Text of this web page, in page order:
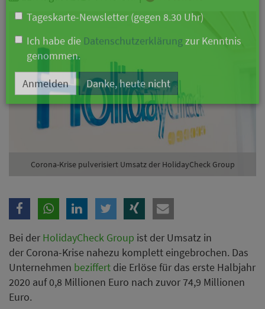
Corona-Krise pulverisiert Umsatz der HolidayCheck Group
Bei der HolidayCheck Group ist der Umsatz in
der Corona-Krise nahezu komplett eingebrochen. Das
Unternehmen beziffert die Erlöse für das erste Halbjahr
2020 auf 0,8 Millionen Euro nach zuvor 74,9 Millionen
Euro.
Branche
Ich möchte folgende Newsletter erhalten
Tageskarte-Newsletter (gegen 8.30 Uhr)
Ich habe dieDatenschutzerklärungzur Kenntnis
genommen.
Danke, heute nicht